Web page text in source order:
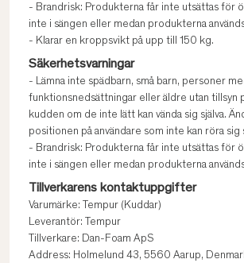
- Brandrisk: Produkterna får inte utsättas för
inte i sängen eller medan produkterna
- Klarar en kroppsvikt på upp till 150 kg.
Säkerhetsvarningar
- Lämna inte spädbarn, små barn, personer
funktionsnedsättningar eller äldre utan tillsyn
kudden om de inte lätt kan vända sig själva.
positionen på användare som inte kan röra sig
- Brandrisk: Produkterna får inte utsättas för
inte i sängen eller medan produkterna
Tillverkarens kontaktuppgifter
Varumärke: Tempur (Kuddar)
Leverantör: Tempur
Tillverkare: Dan-Foam ApS
Address: Holmelund 43, 5560 Aarup,